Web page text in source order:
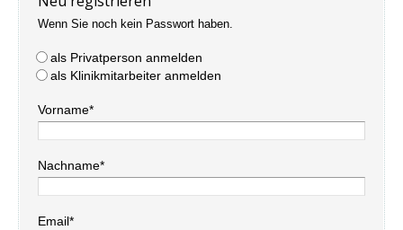
Wenn Sie noch kein Passwort haben.
als Privatperson anmelden
als Klinikmitarbeiter anmelden
Vorname*
Nachname*
Email*